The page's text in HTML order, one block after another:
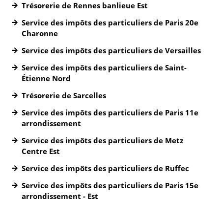
Trésorerie de Rennes banlieue Est
Service des impôts des particuliers de Paris 20e
Charonne
Service des impôts des particuliers de Versailles
Service des impôts des particuliers de Saint-
Étienne Nord
Trésorerie de Sarcelles
Service des impôts des particuliers de Paris 11e
arrondissement
Service des impôts des particuliers de Metz
Centre Est
Service des impôts des particuliers de Ruffec
Service des impôts des particuliers de Paris 15e
arrondissement - Est